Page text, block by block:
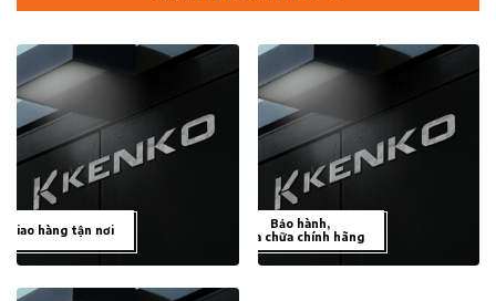
Giao hàng tận nơi
Bảo hành,
sửa chữa chính hãng